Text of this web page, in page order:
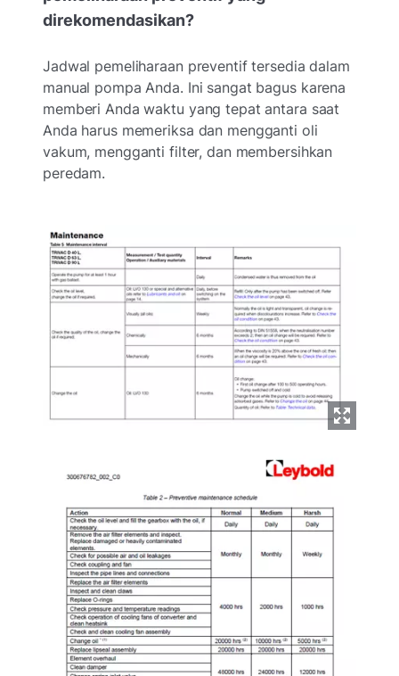
direkomendasikan?
Jadwal pemeliharaan preventif tersedia dalam
manual pompa Anda. Ini sangat bagus karena
memberi Anda waktu yang tepat antara saat
Anda harus memeriksa dan mengganti oli
vakum, mengganti filter, dan membersihkan
peredam.